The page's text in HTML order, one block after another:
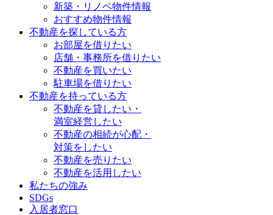
新築・リノベ物件情報
おすすめ物件情報
不動産を探している方
お部屋を借りたい
店舗・事務所を借りたい
不動産を買いたい
駐車場を借りたい
不動産を持っている方
不動産を貸したい・
満室経営したい
不動産の相続が心配・
対策をしたい
不動産を売りたい
不動産を活用したい
私たちの強み
SDGs
入居者窓口